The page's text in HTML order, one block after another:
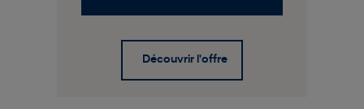
Découvrir l'offre